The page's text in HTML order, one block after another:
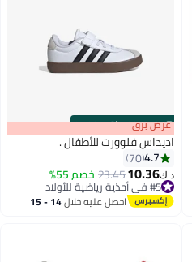
00m:00s
·باقي 100%
2
عرض برق
اديداس فلوورت للأطفال .
4.7
70
د.ك‏10.36
23.45خصم 55%
#5 في أحذية رياضية للأولاد
#5 في أحذية رياضية للأولاد احصل عليه خلال 14 - 15